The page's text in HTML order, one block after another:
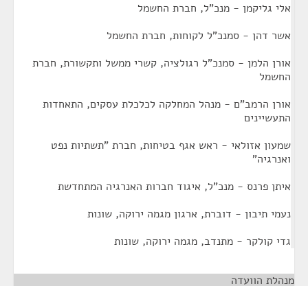
אלי גליקמן - מנכ"ל, חברת החשמל
אשר דהן - סמנכ"ל לקוחות, חברת החשמל
אורן הלמן - סמנכ"ל רגולציה, קשרי ממשל ותקשורת, חברת
החשמל
אורן הרמב"ם - מנהל המחלקה לכלכלת עסקים, התאחדות
התעשיינים
שמעון אזולאי - ראש אגף בטיחות, חברת "תשתיות נפט
ואנרגיה"
איתן פרנס - מנכ"ל, איגוד חברות האנרגיה המתחדשת
נעמי תיבון - דוברת, ארגון מגמה ירוקה, שונות
גדי קולקר - מתנדב, מגמה ירוקה, שונות
מנהלת הוועדה